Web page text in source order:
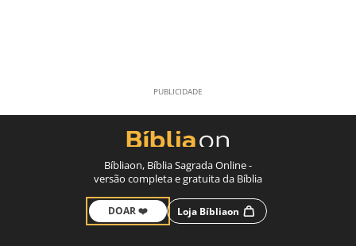
Bíbliaon, Bíblia Sagrada Online -
versão completa e gratuita da Bíblia
DOAR ❤️ Loja Bíbliaon